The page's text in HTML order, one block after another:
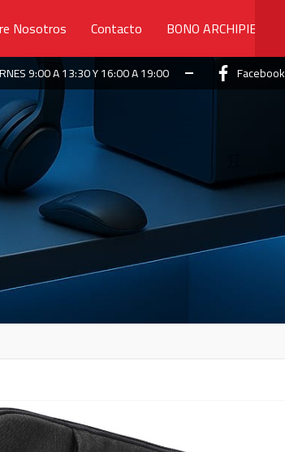
Nosotros Contacto BONO ARCHIPIELAGO
9:00 A 13:30 Y 16:00 A 19:00 Facebook